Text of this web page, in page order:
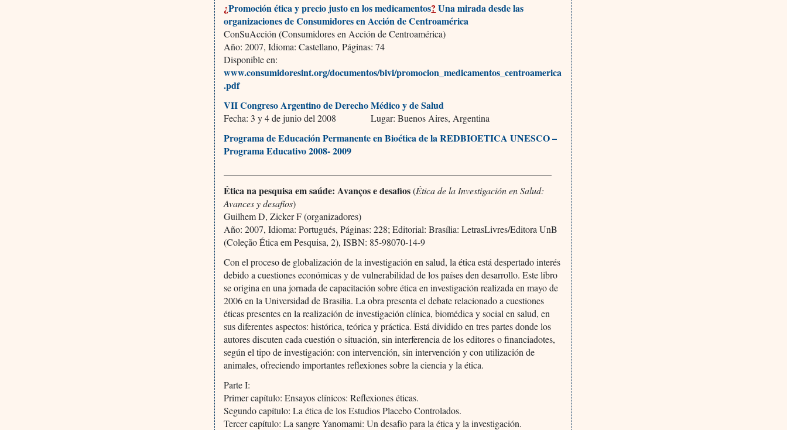
¿Promoción ética y precio justo en los medicamentos? Una mirada desde las
organizaciones de Consumidores en Acción de Centroamérica
ConSuAcción (Consumidores en Acción de Centroamérica)
Año: 2007, Idioma: Castellano, Páginas: 74
Disponible en:
www.consumidoresint.org/documentos/bivi/promocion_medicamentos_centroamerica
.pdf
VII Congreso Argentino de Derecho Médico y de Salud
Fecha: 3 y 4 de junio del 2008 Lugar: Buenos Aires, Argentina
Programa de Educación Permanente en Bioética de la REDBIOETICA UNESCO –
Programa Educativo 2008- 2009
Ética na pesquisa em saúde: Avanços e desafios(Ética de la Investigación en Salud:
Avances y desafíos)
Guilhem D, Zicker F (organizadores)
Año: 2007, Idioma: Portugués, Páginas: 228; Editorial: Brasília: LetrasLivres/Editora UnB
(Coleção Ética em Pesquisa, 2), ISBN: 85-98070-14-9
Con el proceso de globalización de la investigación en salud, la ética está despertado interés
debido a cuestiones económicas y de vulnerabilidad de los países den desarrollo. Este libro
se origina en una jornada de capacitación sobre ética en investigación realizada en mayo de
2006 en la Universidad de Brasilia. La obra presenta el debate relacionado a cuestiones
éticas presentes en la realización de investigación clínica, biomédica y social en salud, en
sus diferentes aspectos: histórica, teórica y práctica. Está dividido en tres partes donde los
autores discuten cada cuestión o situación, sin interferencia de los editores o financiadotes,
según el tipo de investigación: con intervención, sin intervención y con utilización de
animales, ofreciendo importantes reflexiones sobre la ciencia y la ética.
Parte I:
Primer capítulo: Ensayos clínicos: Reflexiones éticas.
Segundo capítulo: La ética de los Estudios Placebo Controlados.
Tercer capítulo: La sangre Yanomami: Un desafío para la ética y la investigación.